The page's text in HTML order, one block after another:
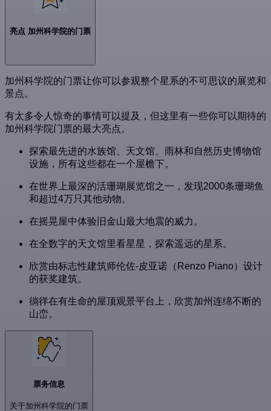
亮点 加州科学院的门票
加州科学院的门票让你可以参观整个星系的不可思议的展览和
景点。
有太多令人惊奇的事情可以提及，但这里有一些你可以期待的
加州科学院门票的最大亮点。
探索最先进的水族馆、天文馆、雨林和自然历史博物馆
设施，所有这些都在一个屋檐下。
在世界上最深的活珊瑚展览馆之一，发现2000条珊瑚鱼
和超过4万只其他动物。
在摇晃屋中体验旧金山最大地震的威力。
在全数字的天文馆里看星星，探索遥远的星系。
欣赏由标志性建筑师伦佐-皮亚诺（Renzo Piano）设计
的获奖建筑。
徜徉在有生命的屋顶观景平台上，欣赏加州连绵不断的
山峦。
票务信息
关于加州科学院的门票